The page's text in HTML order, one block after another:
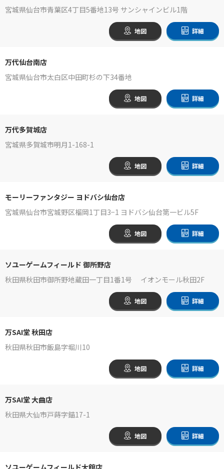
宮城県仙台市青葉区4丁目5番地13号 サンシャインビル1階
地図 詳細
万代仙台南店
宮城県仙台市太白区中田町杉の下34番地
地図 詳細
万代多賀城店
宮城県多賀城市明月1-168-1
地図 詳細
モーリーファンタジー ヨドバシ仙台店
宮城県仙台市宮城野区榴岡1丁目3−1 ヨドバシ仙台第一ビル5F
地図 詳細
ソユーゲームフィールド 御所野店
秋田県秋田市御所野地蔵田一丁目1番1号 イオンモール秋田2F
地図 詳細
万SAI堂 秋田店
秋田県秋田市飯島字堀川10
地図 詳細
万SAI堂 大曲店
秋田県大仙市戸蒔字錨17-1
地図 詳細
ソユーゲームフィールド大館店